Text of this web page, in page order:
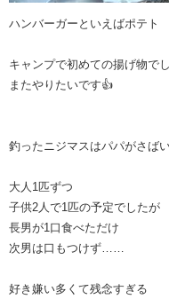
ハンバーガーといえばポテト
キャンプで初めての揚げ物で
またやりたいです👍
釣ったニジマスはパパがさば
大人1匹ずつ
子供2人で1匹の予定でしたが
長男が1口食べただけ
次男は口もつけず……
好き嫌い多くて残念すぎる